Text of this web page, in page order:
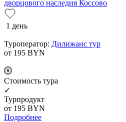
дворцового наследия Коссово
1 день
Туроператор: Дилижанс тур
от 195 BYN
Cтоимость тура
✓
Турпродукт
от 195 BYN
Подробнее